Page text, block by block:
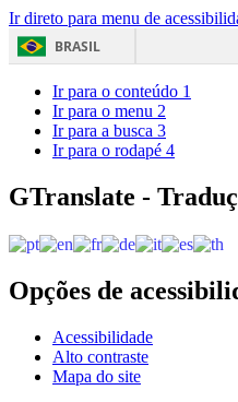
Ir direto para menu de
BRASIL
Ir para o conteúdo 1
Ir para o menu 2
Ir para a busca 3
Ir para o rodapé 4
GTranslate -
Opções de
Acessibilidade
Alto contraste
Mapa do site